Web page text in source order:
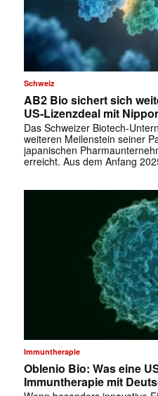
Schweiz
AB2 Bio sichert sich
US-Lizenzdeal mit
Das Schweizer Biotech-
weiteren Meilenstein seiner
japanischen
erreicht. Aus dem Anfang
Immuntherapie
Oblenio Bio: Was eine
Immuntherapie mit